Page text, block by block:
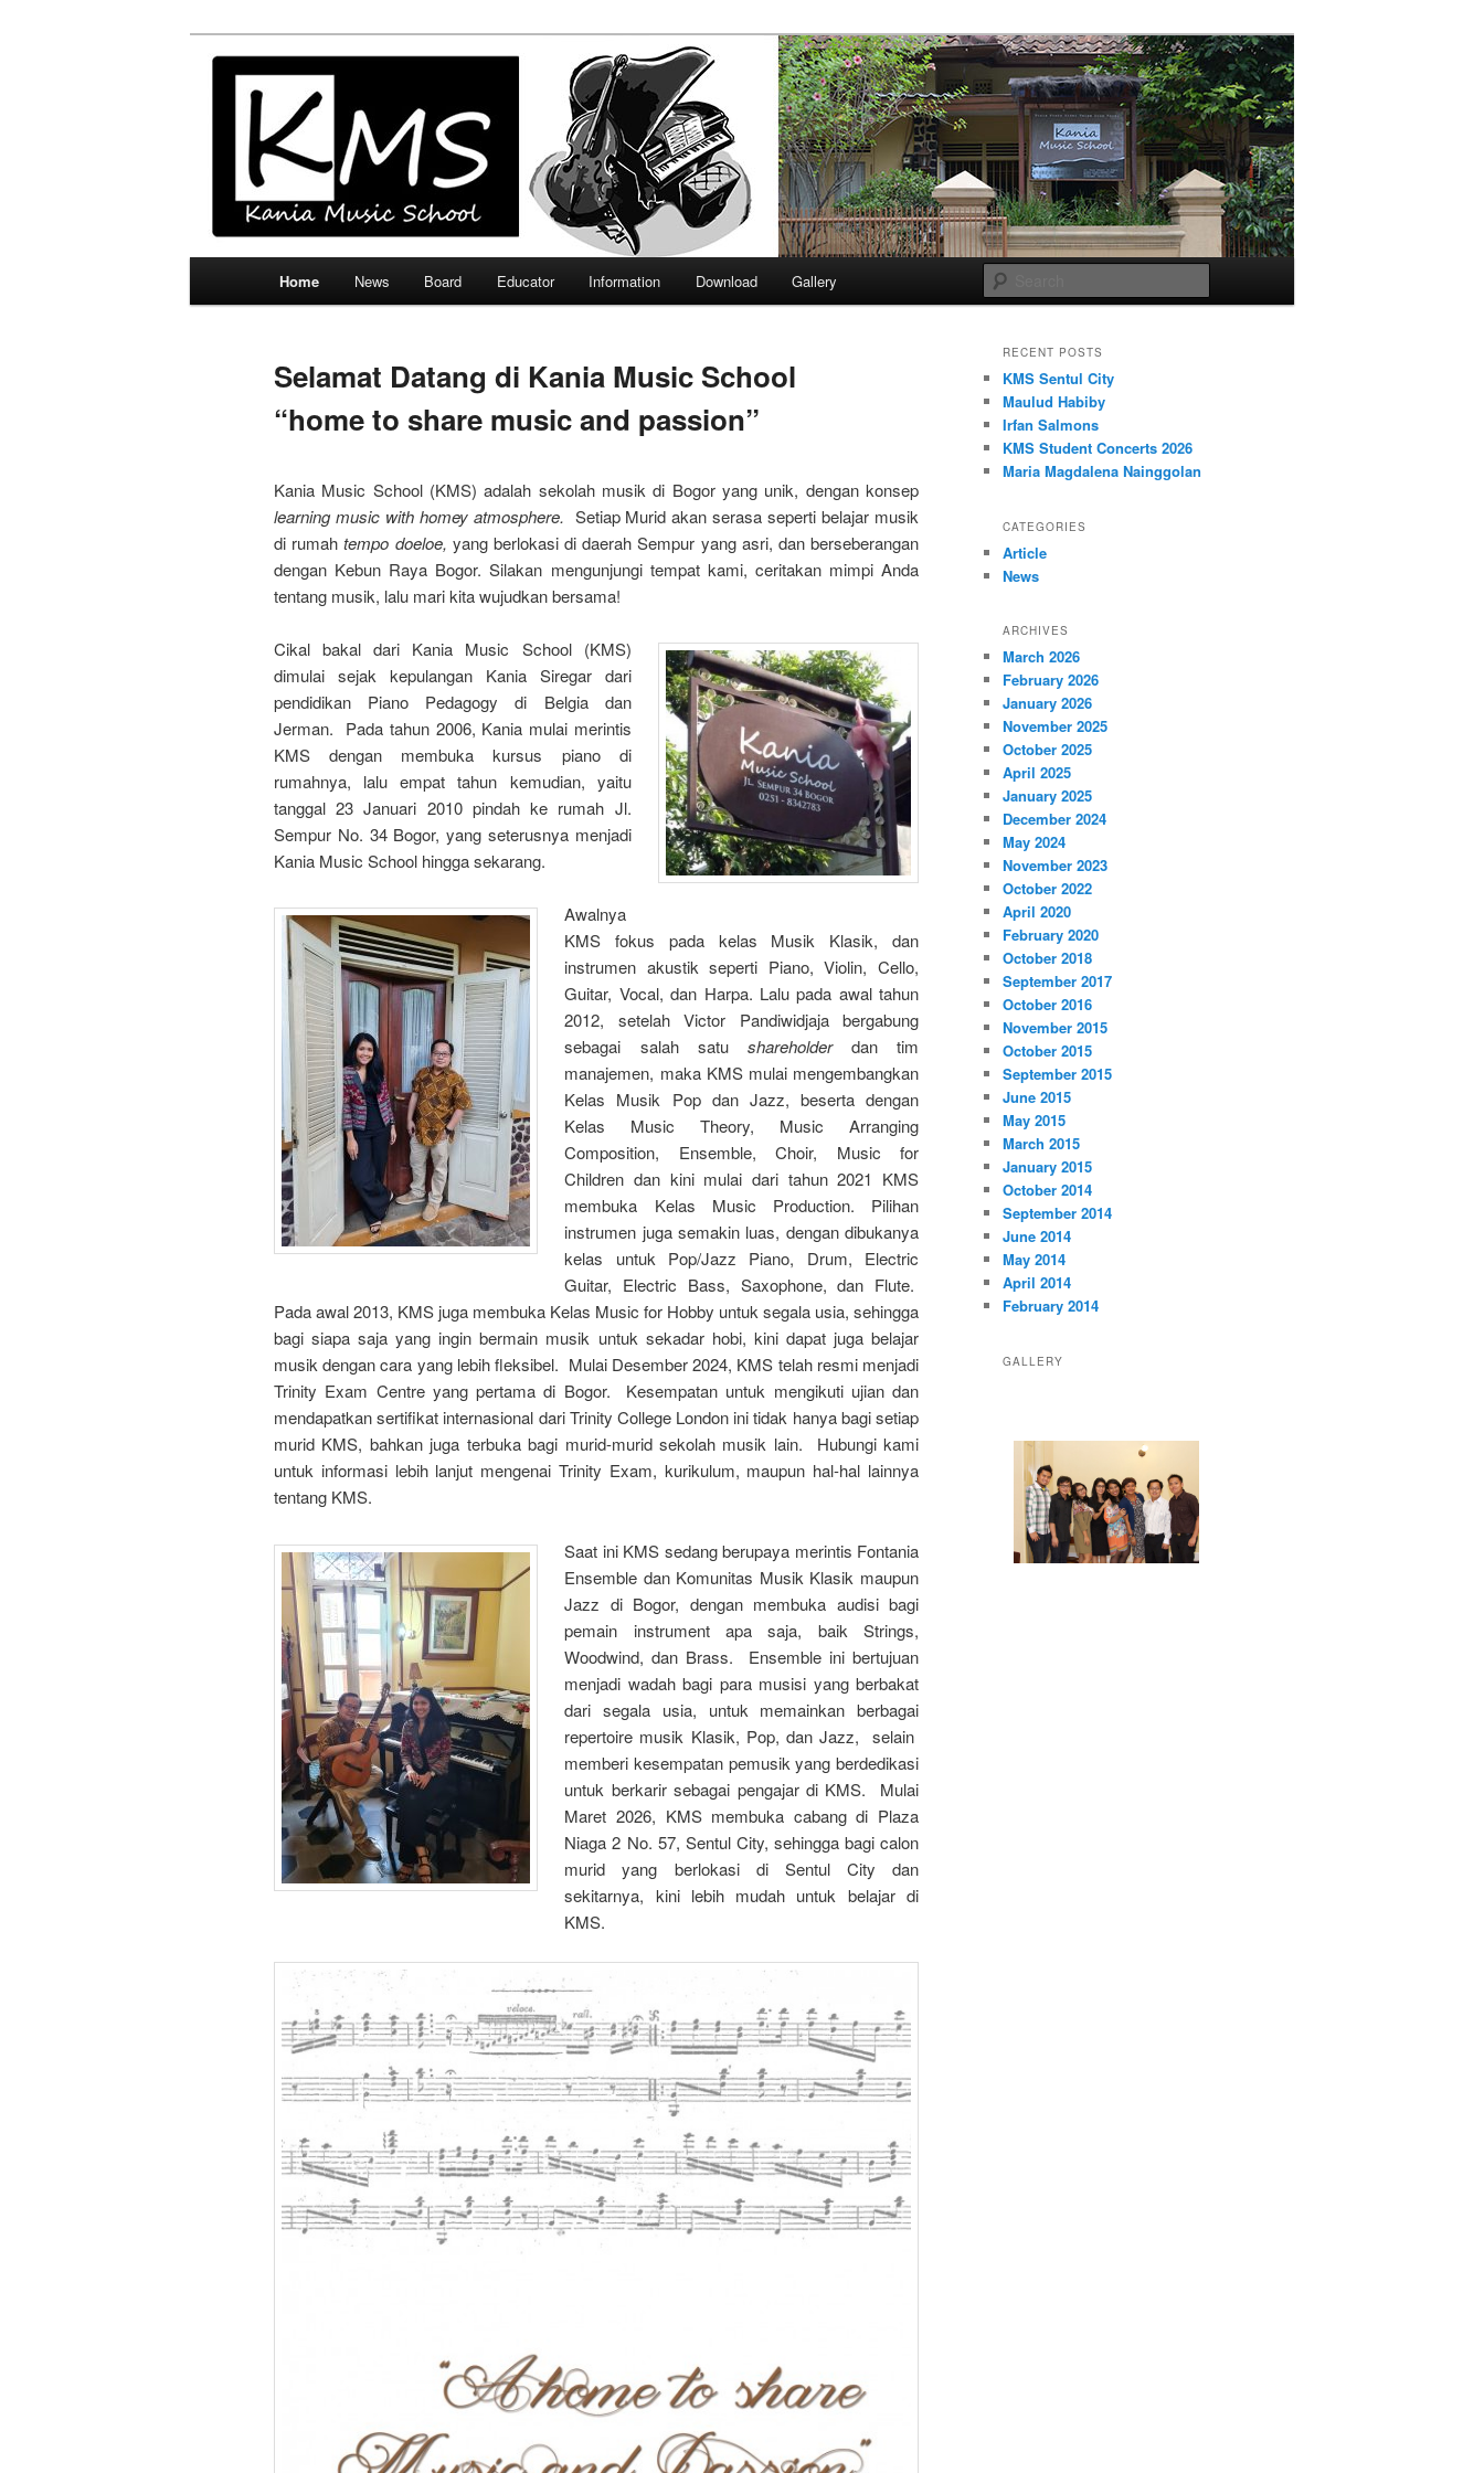
Kania Music School
Home News Board Educator Information Download Gallery
Selamat Datang di Kania Music School
“home to share music and passion”
Kania Music School (KMS) adalah sekolah musik di Bogor yang unik, dengan konsep
learning music with homey atmosphere. Setiap Murid akan serasa seperti belajar musik
di rumahtempo doeloe, yang berlokasi di daerah Sempur yang asri, dan berseberangan
dengan Kebun Raya Bogor. Silakan mengunjungi tempat kami, ceritakan mimpi Anda
tentang musik, lalu mari kita wujudkan bersama!
Cikal bakal dari Kania Music School (KMS)
dimulai sejak kepulangan Kania Siregar dari
pendidikan Piano Pedagogy di Belgia dan
Jerman. Pada tahun 2006, Kania mulai merintis
KMS dengan membuka kursus piano di
rumahnya, lalu empat tahun kemudian, yaitu
tanggal 23 Januari 2010 pindah ke rumah Jl.
Sempur No. 34 Bogor, yang seterusnya menjadi
Kania Music School hingga sekarang.
Awalnya
KMS fokus pada kelas Musik Klasik, dan
instrumen akustik seperti Piano, Violin, Cello,
Guitar, Vocal, dan Harpa. Lalu pada awal tahun
2012, setelah Victor Pandiwidjaja bergabung
sebagai salah satu shareholder dan tim
manajemen, maka KMS mulai mengembangkan
Kelas Musik Pop dan Jazz, beserta dengan
Kelas Music Theory, Music Arranging
Composition, Ensemble, Choir, Music for
Children dan kini mulai dari tahun 2021 KMS
membuka Kelas Music Production. Pilihan
instrumen juga semakin luas, dengan dibukanya
kelas untuk Pop/Jazz Piano, Drum, Electric
Guitar, Electric Bass, Saxophone, dan Flute.
Pada awal 2013, KMS juga membuka Kelas Music for Hobby untuk segala usia, sehingga
bagi siapa saja yang ingin bermain musik untuk sekadar hobi, kini dapat juga belajar
musik dengan cara yang lebih fleksibel. Mulai Desember 2024, KMS telah resmi menjadi
Trinity Exam Centre yang pertama di Bogor. Kesempatan untuk mengikuti ujian dan
mendapatkan sertifikat internasional dari Trinity College London ini tidak hanya bagi setiap
murid KMS, bahkan juga terbuka bagi murid-murid sekolah musik lain. Hubungi kami
untuk informasi lebih lanjut mengenai Trinity Exam, kurikulum, maupun hal-hal lainnya
tentang KMS.
Saat ini KMS sedang berupaya merintis Fontania
Ensemble dan Komunitas Musik Klasik maupun
Jazz di Bogor, dengan membuka audisi bagi
pemain instrument apa saja, baik Strings,
Woodwind, dan Brass. Ensemble ini bertujuan
menjadi wadah bagi para musisi yang berbakat
dari segala usia, untuk memainkan berbagai
repertoire musik Klasik, Pop, dan Jazz, selain
memberi kesempatan pemusik yang berdedikasi
untuk berkarir sebagai pengajar di KMS. Mulai
Maret 2026, KMS membuka cabang di Plaza
Niaga 2 No. 57, Sentul City, sehingga bagi calon
murid yang berlokasi di Sentul City dan
sekitarnya, kini lebih mudah untuk belajar di
KMS.
RECENT POSTS
KMS Sentul City
Maulud Habiby
Irfan Salmons
KMS Student Concerts 2026
Maria Magdalena Nainggolan
CATEGORIES
Article
News
ARCHIVES
March 2026
February 2026
January 2026
November 2025
October 2025
April 2025
January 2025
December 2024
May 2024
November 2023
October 2022
April 2020
February 2020
October 2018
September 2017
October 2016
November 2015
October 2015
September 2015
June 2015
May 2015
March 2015
January 2015
October 2014
September 2014
June 2014
May 2014
April 2014
February 2014
GALLERY